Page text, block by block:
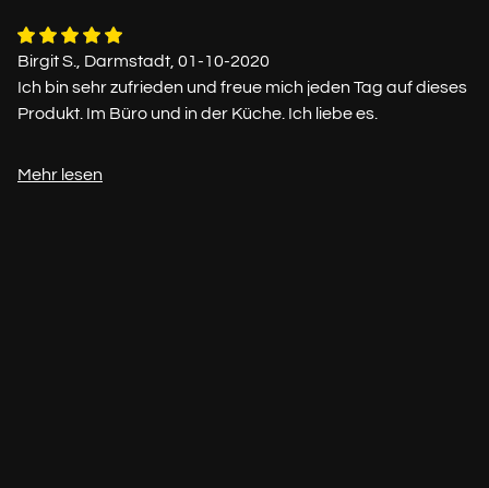
Birgit S., Darmstadt, 01-10-2020
Ich bin sehr zufrieden und freue mich jeden Tag auf dieses
Produkt. Im Büro und in der Küche. Ich liebe es.
Mehr lesen